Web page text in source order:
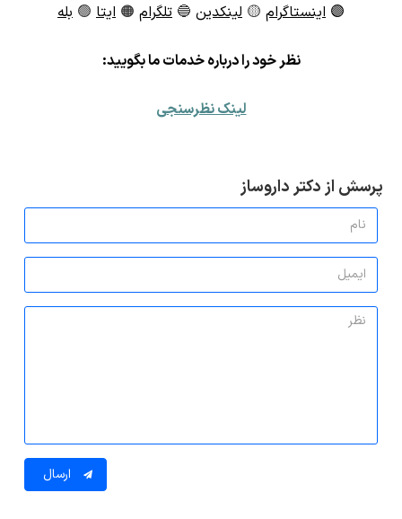
🟣 اینستاگرام 🟡 لینکدین 🔵 تلگرام 🟠 ایتا 🟢 بله
نظر خود را درباره خدمات ما بگویید:
لینک نظرسنجی
پرسش از دکتر داروساز
ارسال